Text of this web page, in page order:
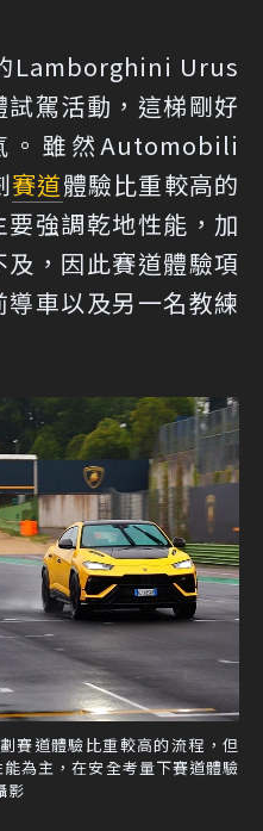
Lamborghini Urus
駕活動，這梯剛好
。雖然Automobili
賽道體驗比重較高的
強調乾地性能，加
及，因此賽道體驗項
車以及另一名教練
道體驗比重較高的流程，但
為主，在安全考量下賽道體驗
影